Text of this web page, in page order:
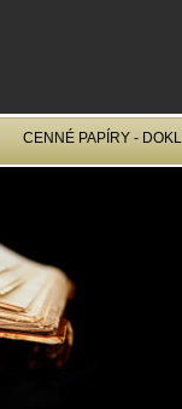
CENNÉ PAPÍRY -